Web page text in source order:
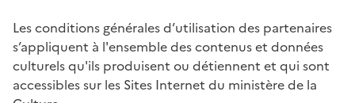
Les conditions générales d’utilisation des partenaires
s’appliquent à l'ensemble des contenus et données
culturels qu'ils produisent ou détiennent et qui sont
accessibles sur les Sites Internet du ministère de la